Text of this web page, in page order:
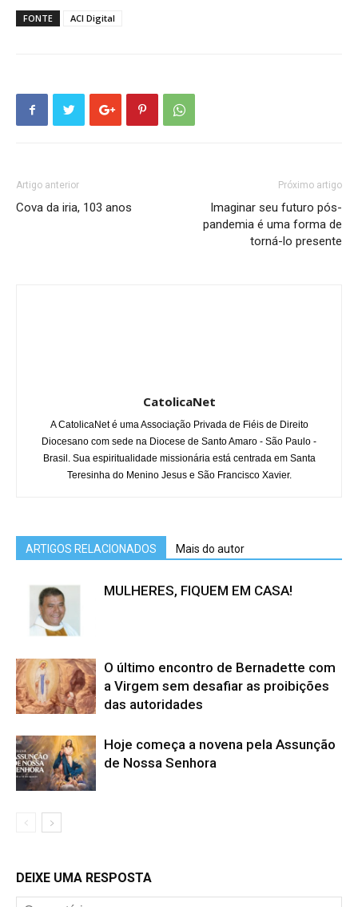
FONTE ACI Digital
Artigo anterior
Cova da iria, 103 anos
Próximo artigo
Imaginar seu futuro pós-
pandemia é uma forma de
torná-lo presente
CatolicaNet
A CatolicaNet é uma Associação Privada de Fiéis de Direito
Diocesano com sede na Diocese de Santo Amaro - São Paulo -
Brasil. Sua espiritualidade missionária está centrada em Santa
Teresinha do Menino Jesus e São Francisco Xavier.
ARTIGOS RELACIONADOS Mais do autor
MULHERES, FIQUEM EM CASA!
O último encontro de Bernadette com
a Virgem sem desafiar as proibições
das autoridades
Hoje começa a novena pela Assunção
de Nossa Senhora
DEIXE UMA RESPOSTA